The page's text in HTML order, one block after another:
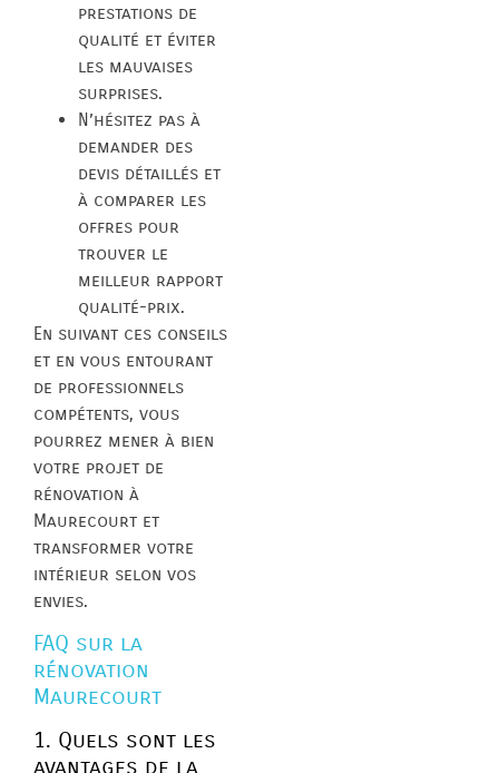
prestations de
qualité et éviter
les mauvaises
surprises.
N’hésitez pas à
demander des
devis détaillés et
à comparer les
offres pour
trouver le
meilleur rapport
qualité-prix.
En suivant ces conseils
et en vous entourant
de professionnels
compétents, vous
pourrez mener à bien
votre projet de
rénovation à
Maurecourt et
transformer votre
intérieur selon vos
envies.
FAQ sur la
rénovation
Maurecourt
1. Quels sont les
avantages de la